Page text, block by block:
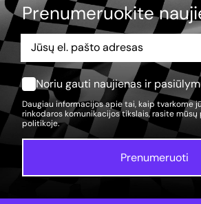
Prenumeruokite
Noriu gauti naujienas ir
Daugiau informacijos apie tai, kaip tvarkome
rinkodaros komunikacijos tikslais, rasite mūsų
politikoje.
Prenumeruoti